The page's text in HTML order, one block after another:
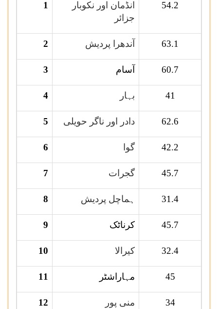
1
انڈمان اور نکوبار
جزائر
54.2
2 آندھرا پردیش 63.1
3 آسام 60.7
4 بہار 41
5 دادر اور ناگر حویلی 62.6
6 گوا 42.2
7 گجرات 45.7
8 ہماچل پردیش 31.4
9 کرناٹک 45.7
10 کیرالا 32.4
11 مہاراشٹر 45
12 منی پور 34